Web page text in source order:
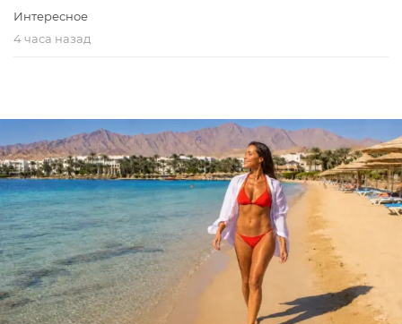
Интересное
4 часа назад